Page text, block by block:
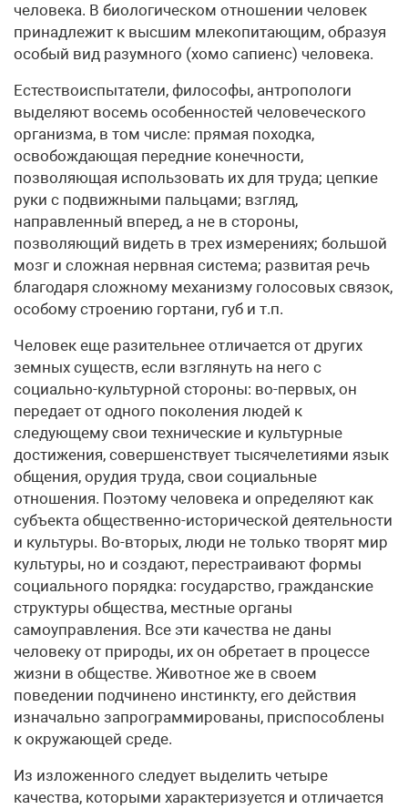
человека. В биологическом отношении человек
принадлежит к высшим млекопитающим, образуя
особый вид разумного (хомо сапиенс) человека.
Естествоиспытатели, философы, антропологи
выделяют восемь особенностей человеческого
организма, в том числе: прямая походка,
освобождающая передние конечности,
позволяющая использовать их для труда; цепкие
руки с подвижными пальцами; взгляд,
направленный вперед, а не в стороны,
позволяющий видеть в трех измерениях; большой
мозг и сложная нервная система; развитая речь
благодаря сложному механизму голосовых связок,
особому строению гортани, губ и т.п.
Человек еще разительнее отличается от других
земных существ, если взглянуть на него с
социально-культурной стороны: во-первых, он
передает от одного поколения людей к
следующему свои технические и культурные
достижения, совершенствует тысячелетиями язык
общения, орудия труда, свои социальные
отношения. Поэтому человека и определяют как
субъекта общественно-исторической деятельности
и культуры. Во-вторых, люди не только творят мир
культуры, но и создают, перестраивают формы
социального порядка: государство, гражданские
структуры общества, местные органы
самоуправления. Все эти качества не даны
человеку от природы, их он обретает в процессе
жизни в обществе. Животное же в своем
поведении подчинено инстинкту, его действия
изначально запрограммированы, приспособлены
к окружающей среде.
Из изложенного следует выделить четыре
качества, которыми характеризуется и отличается